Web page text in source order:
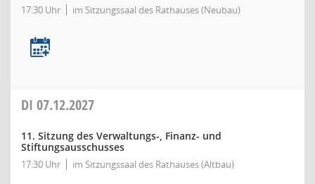
17:30 Uhr im Sitzungssaal des Rathauses (Neubau)
DI 07.12.2027
11. Sitzung des Verwaltungs-, Finanz- und
Stiftungsausschusses
17:30 Uhr im Sitzungssaal des Rathauses (Altbau)